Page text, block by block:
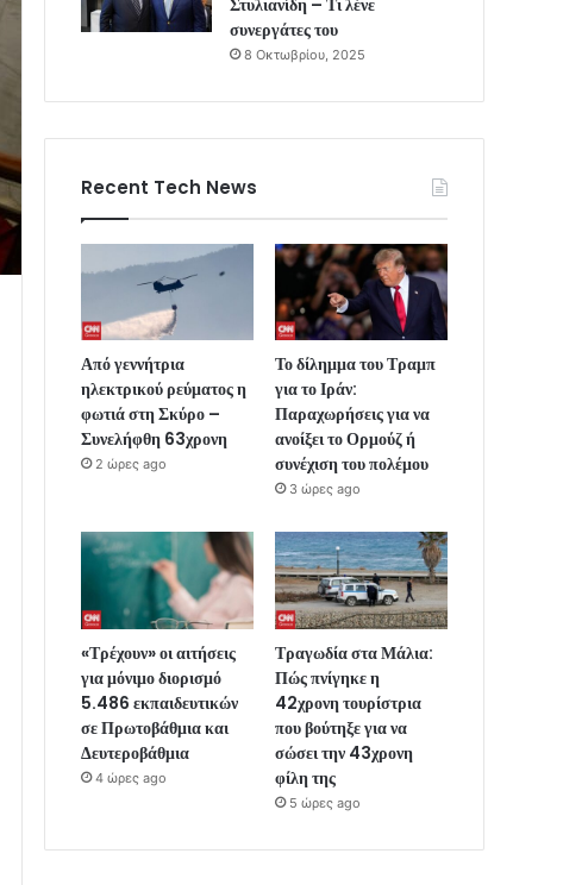
συνεργάτες του
8 Οκτωβρίου, 2025
Recent Tech News
Από γεννήτρια
ηλεκτρικού ρεύματος η
φωτιά στη Σκύρο –
Συνελήφθη 63χρονη
2 ώρες ago
Το δίλημμα του Τραμπ
για το Ιράν:
Παραχωρήσεις για να
ανοίξει το Ορμούζ ή
συνέχιση του πολέμου
3 ώρες ago
«Τρέχουν» οι αιτήσεις
για μόνιμο διορισμό
5.486 εκπαιδευτικών
σε Πρωτοβάθμια και
Δευτεροβάθμια
4 ώρες ago
Τραγωδία στα Μάλια:
Πώς πνίγηκε η
42χρονη τουρίστρια
που βούτηξε για να
σώσει την 43χρονη
φίλη της
5 ώρες ago